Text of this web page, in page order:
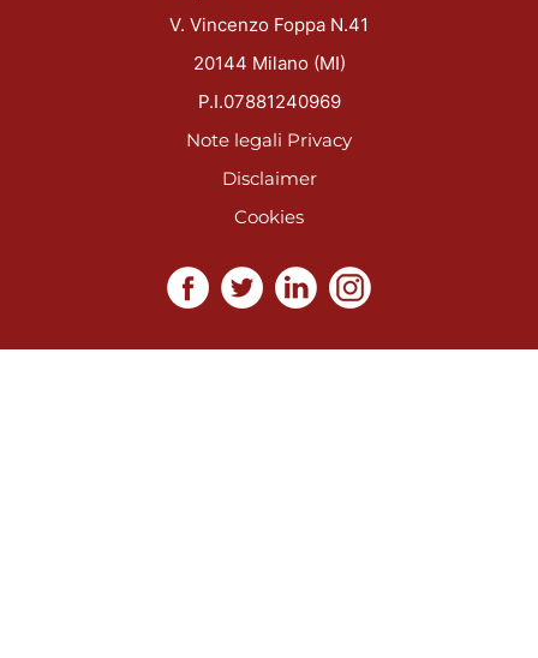
V. Vincenzo Foppa N.41
20144 Milano (MI)
P.I.07881240969
Note legali Privacy
Disclaimer
Cookies